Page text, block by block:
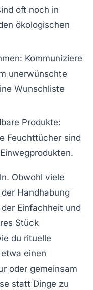
oft noch in
ökologischen
Kommuniziere
unerwünschte
Wunschliste
Produkte:
Feuchttücher sind
. Obwohl viele
Handhabung
Einfachheit und
Stück
du rituelle
einen
oder gemeinsam
statt Dinge zu